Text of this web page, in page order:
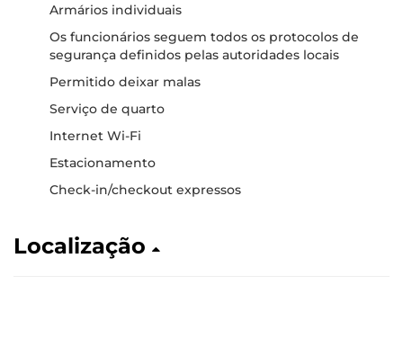
Armários individuais
Os funcionários seguem todos os protocolos de
segurança definidos pelas autoridades locais
Permitido deixar malas
Serviço de quarto
Internet Wi-Fi
Estacionamento
Check-in/checkout expressos
Localização